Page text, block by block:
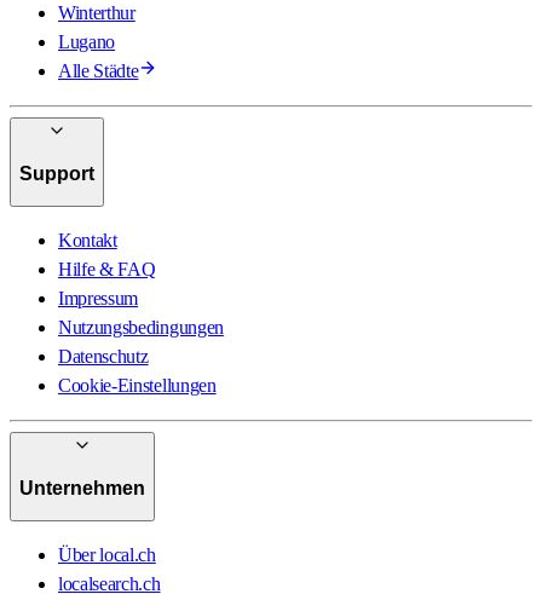
Winterthur
Lugano
Alle Städte
Support
Kontakt
Hilfe & FAQ
Impressum
Nutzungsbedingungen
Datenschutz
Cookie-Einstellungen
Unternehmen
Über local.ch
localsearch.ch